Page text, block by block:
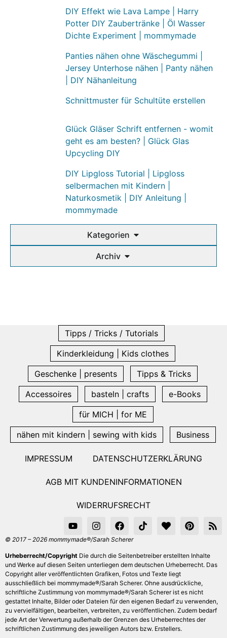
DIY Effekt wie Lava Lampe | Harry
Potter DIY Zaubertränke | Öl Wasser
Dichte Experiment | mommymade
Panties nähen ohne Wäschegummi |
Jersey Unterhose nähen | Panty nähen
| DIY Nähanleitung
Schnittmuster für Schultüte erstellen
Glück Gläser Schrift entfernen - womit
geht es am besten? | Glück Glas
Upcycling DIY
DIY Lipgloss Tutorial | Lipgloss
selbermachen mit Kindern |
Naturkosmetik | DIY Anleitung |
mommymade
Kategorien
Archiv
Tipps / Tricks / Tutorials
Kinderkleidung | Kids clothes
Geschenke | presents
Tipps & Tricks
Accessoires
basteln | crafts
e-Books
für MICH | for ME
nähen mit kindern | sewing with kids
Business
IMPRESSUM DATENSCHUTZERKLÄRUNG
AGB MIT KUNDENINFORMATIONEN
WIDERRUFSRECHT
© 2017 – 2026 mommymade®/Sarah Scherer
Urheberrecht/Copyright Die durch die Seitenbetreiber erstellten Inhalte
und Werke auf diesen Seiten unterliegen dem deutschen Urheberrecht. Das
Copyright aller veröffentlichten Grafiken, Fotos und Texte liegt
ausschließlich bei mommymade®/Sarah Scherer. Ohne ausdrückliche,
schriftliche Zustimmung von mommymade®/Sarah Scherer ist es nicht
gestattet Inhalte, Bilder oder Dateien für den eigenen Bedarf zu verwenden,
zu vervielfältigen, bearbeiten, verbreiten, zu veröffentlichen. Zudem bedarf
jede Art der Verwertung außerhalb der Grenzen des Urheberrechtes der
schriftlichen Zustimmung des jeweiligen Autors bzw. Erstellers.